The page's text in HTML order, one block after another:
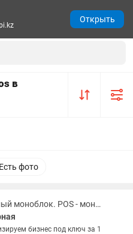
в
Есть фото
Сенсорный моноблок. POS - моноблок
бизнес под ключ за 1
Открыть